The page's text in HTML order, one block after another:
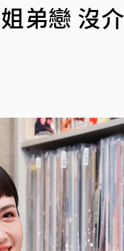
弟戀 沒